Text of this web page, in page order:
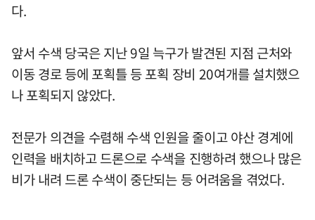
다.
앞서 수색 당국은 지난 9일 늑구가 발견된 지점 근처와
이동 경로 등에 포획틀 등 포획 장비 20여개를 설치했으
나 포획되지 않았다.
전문가 의견을 수렴해 수색 인원을 줄이고 야산 경계에
인력을 배치하고 드론으로 수색을 진행하려 했으나 많은
비가 내려 드론 수색이 중단되는 등 어려움을 겪었다.